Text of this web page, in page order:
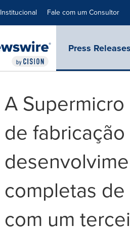
Institucional Fale com um Consultor
Press Releases
A
de
completas
com um